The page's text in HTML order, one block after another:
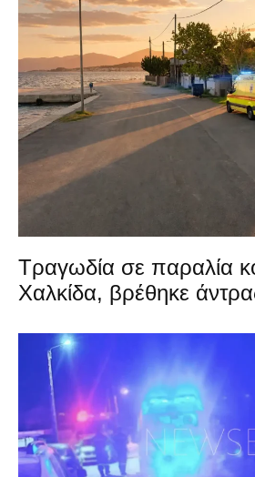
Τραγωδία σε παραλία
Χαλκίδα, βρέθηκε